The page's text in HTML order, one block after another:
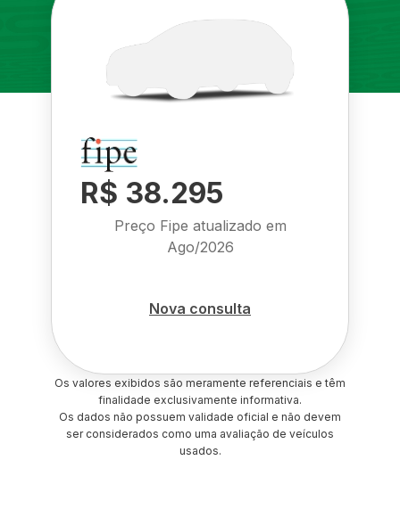
R$ 38.295
Preço Fipe atualizado em
Ago/2026
Nova consulta
Os valores exibidos são meramente referenciais e têm
finalidade exclusivamente informativa.
Os dados não possuem validade oficial e não devem
ser considerados como uma avaliação de veículos
usados.